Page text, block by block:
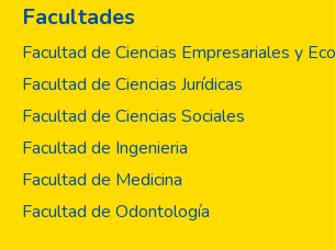
Facultades
Facultad de Ciencias Empresariales y
Facultad de Ciencias Jurídicas
Facultad de Ciencias Sociales
Facultad de Ingenieria
Facultad de Medicina
Facultad de Odontología